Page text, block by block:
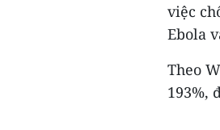
việc
Ebola
Theo
193%,